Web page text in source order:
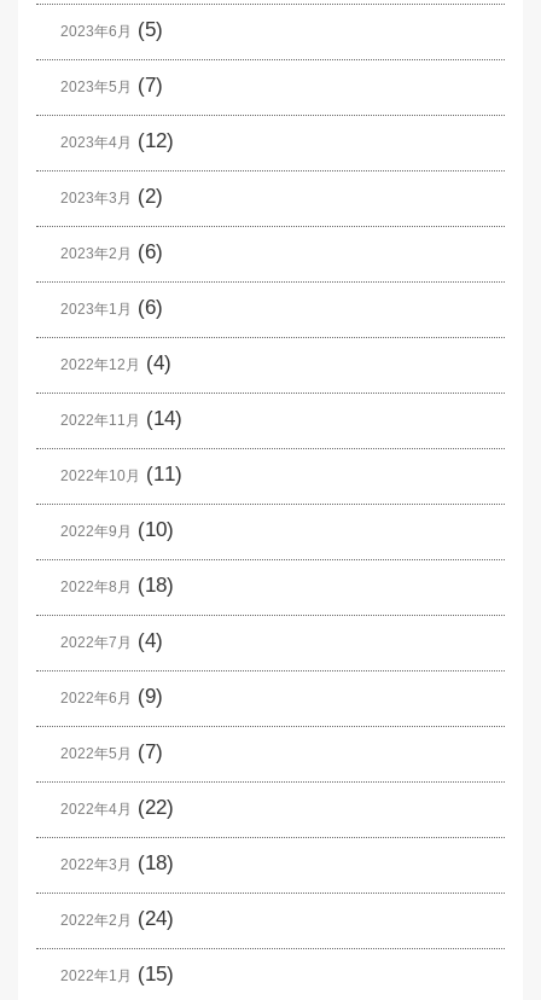
2023年6月 (5)
2023年5月 (7)
2023年4月 (12)
2023年3月 (2)
2023年2月 (6)
2023年1月 (6)
2022年12月 (4)
2022年11月 (14)
2022年10月 (11)
2022年9月 (10)
2022年8月 (18)
2022年7月 (4)
2022年6月 (9)
2022年5月 (7)
2022年4月 (22)
2022年3月 (18)
2022年2月 (24)
2022年1月 (15)